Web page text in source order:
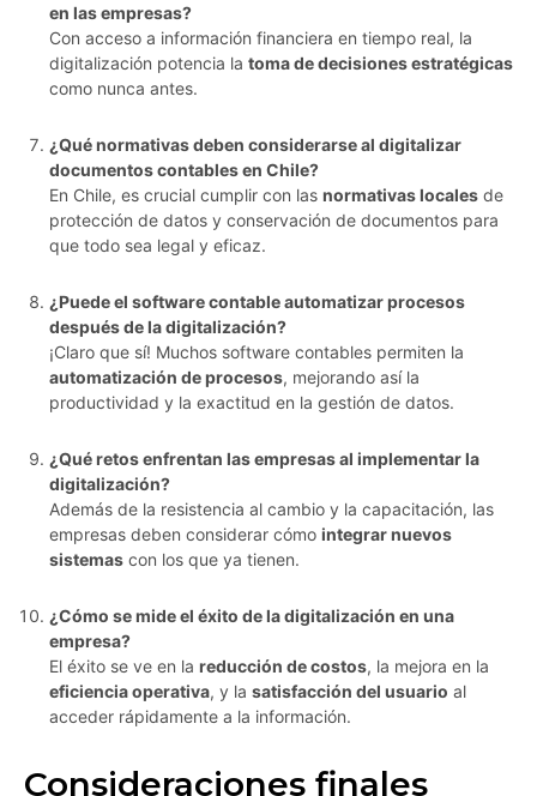
en las empresas?
Con acceso a información financiera en tiempo real, la
digitalización potencia la toma de decisiones estratégicas
como nunca antes.
¿Qué normativas deben considerarse al digitalizar
documentos contables en Chile?
En Chile, es crucial cumplir con las normativas locales de
protección de datos y conservación de documentos para
que todo sea legal y eficaz.
¿Puede el software contable automatizar procesos
después de la digitalización?
¡Claro que sí! Muchos software contables permiten la
automatización de procesos, mejorando así la
productividad y la exactitud en la gestión de datos.
¿Qué retos enfrentan las empresas al implementar la
digitalización?
Además de la resistencia al cambio y la capacitación, las
empresas deben considerar cómo integrar nuevos
sistemas con los que ya tienen.
¿Cómo se mide el éxito de la digitalización en una
empresa?
El éxito se ve en la reducción de costos, la mejora en la
eficiencia operativa, y la satisfacción del usuario al
acceder rápidamente a la información.
Consideraciones finales